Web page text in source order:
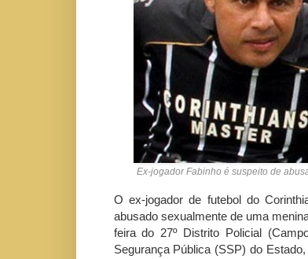
Ex-jogador Fabinho é suspeito de
O ex-jogador de futebol do
abusado sexualmente de uma
feira do 27º Distrito Policial
Segurança Pública (SSP) do